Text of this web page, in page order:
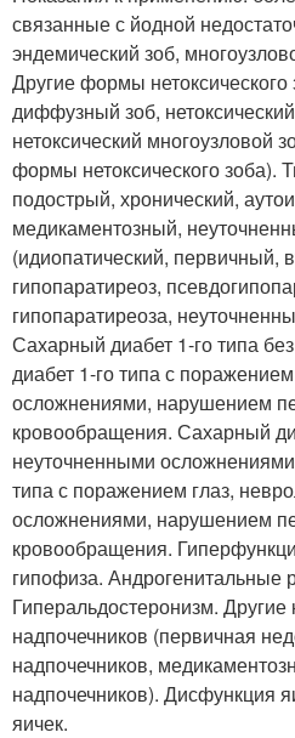
связанные с йодной
эндемический зоб,
Другие формы нетоксического
диффузный зоб,
нетоксический многоузловой
формы нетоксического зоба).
подострый, хронический,
медикаментозный,
(идиопатический, первичный,
гипопаратиреоз,
гипопаратиреоза,
Сахарный диабет 1-го типа
диабет 1-го типа с
осложнениями, нарушением
кровообращения. Сахарный
неуточненными
типа с поражением глаз,
осложнениями, нарушением
кровообращения.
гипофиза. Андрогенитальные
Гиперальдостеронизм.
надпочечников (первичная
надпочечников,
надпочечников). Дисфункция
яичек.